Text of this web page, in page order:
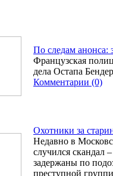
По следам анонса:
Французская
дела Остапа
Комментарии (0)
Охотники за
Недавно в
случился скандал
задержаны по
преступной